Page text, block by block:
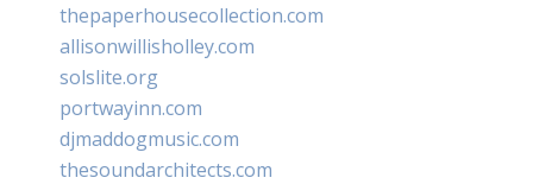
thepaperhousecollection.com
allisonwillisholley.com
solslite.org
portwayinn.com
djmaddogmusic.com
thesoundarchitects.com